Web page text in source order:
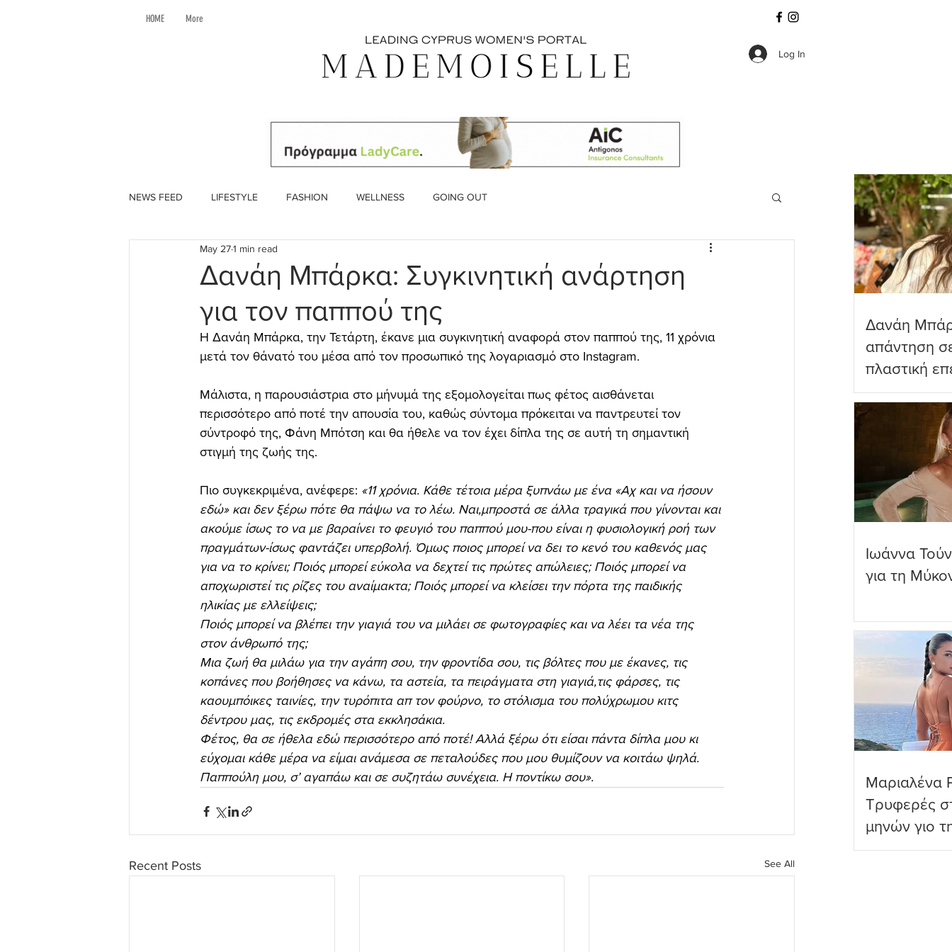
HOME More
Log In
NEWS FEED LIFESTYLE FASHION WELLNESS GOING OUT
Δανάη Μπάρκα: Συγκινητική ανάρτηση
για τον παππού της
May 271 min read
Η Δανάη Μπάρκα, την Τετάρτη, έκανε μια συγκινητική αναφορά στον παππού της, 11 χρόνια
μετά τον θάνατό του μέσα από τον προσωπικό της λογαριασμό στο Ιnstagram.
Μάλιστα, η παρουσιάστρια στο μήνυμά της εξομολογείται πως φέτος αισθάνεται
περισσότερο από ποτέ την απουσία του, καθώς σύντομα πρόκειται να παντρευτεί τον
σύντροφό της, Φάνη Μπότση και θα ήθελε να τον έχει δίπλα της σε αυτή τη σημαντική
στιγμή της ζωής της.
Πιο συγκεκριμένα, ανέφερε: «11 χρόνια. Κάθε τέτοια μέρα ξυπνάω με ένα «Αχ και να ήσουν
εδώ» και δεν ξέρω πότε θα πάψω να το λέω. Ναι,μπροστά σε άλλα τραγικά που γίνονται και
ακούμε ίσως το να με βαραίνει το φευγιό του παππού μου-που είναι η φυσιολογική ροή των
πραγμάτων-ίσως φαντάζει υπερβολή. Όμως ποιος μπορεί να δει το κενό του καθενός μας
για να το κρίνει; Ποιός μπορεί εύκολα να δεχτεί τις πρώτες απώλειες; Ποιός μπορεί να
αποχωριστεί τις ρίζες του αναίμακτα; Ποιός μπορεί να κλείσει την πόρτα της παιδικής
ηλικίας με ελλείψεις;
Ποιός μπορεί να βλέπει την γιαγιά του να μιλάει σε φωτογραφίες και να λέει τα νέα της
στον άνθρωπό της;
Μια ζωή θα μιλάω για την αγάπη σου, την φροντίδα σου, τις βόλτες που με έκανες, τις
κοπάνες που βοήθησες να κάνω, τα αστεία, τα πειράγματα στη γιαγιά,τις φάρσες, τις
καουμπόικες ταινίες, την τυρόπιτα απ τον φούρνο, το στόλισμα του πολύχρωμου κιτς
δέντρου μας, τις εκδρομές στα εκκλησάκια.
Φέτος, θα σε ήθελα εδώ περισσότερο από ποτέ! Αλλά ξέρω ότι είσαι πάντα δίπλα μου κι
εύχομαι κάθε μέρα να είμαι ανάμεσα σε πεταλούδες που μου θυμίζουν να κοιτάω ψηλά.
Παππούλη μου, σ’ αγαπάω και σε συζητάω συνέχεια. Η ποντίκω σου».
Recent Posts See All
Δανάη
απάντηση
πλαστική
ωραιότερο
Ιωάννα
για τη
Μαριαλένα
Τρυφερές
μηνών γιο